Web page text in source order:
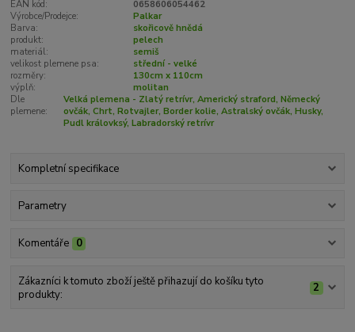
EAN kód:
0658606054462
Výrobce/Prodejce:
Palkar
Barva:
skořicově hnědá
produkt:
pelech
materiál:
semiš
velikost plemene psa:
střední - velké
rozměry:
130cm x 110cm
výplň:
molitan
Dle
plemene:
Velká plemena - Zlatý retrívr, Americký straford, Německý
ovčák, Chrt, Rotvajler, Border kolie, Astralský ovčák, Husky,
Pudl královksý, Labradorský retrívr
Kompletní specifikace
Parametry
Komentáře 0
Zákazníci k tomuto zboží ještě přihazují do košíku tyto
produkty:
2